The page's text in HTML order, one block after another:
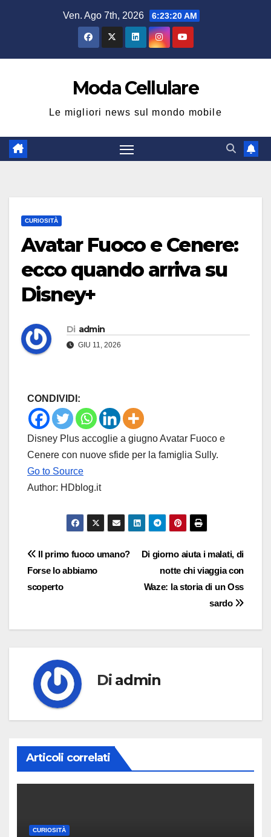
Ven. Ago 7th, 2026 6:23:21 AM
Moda Cellulare
Le migliori news sul mondo mobile
CURIOSITÀ
Avatar Fuoco e Cenere:
ecco quando arriva su
Disney+
Di admin
GIU 11, 2026
CONDIVIDI:
Disney Plus accoglie a giugno Avatar Fuoco e
Cenere con nuove sfide per la famiglia Sully.
Go to Source
Author: HDblog.it
Navigazione
articoli
Di giorno aiuta i malati, di
notte chi viaggia con
Waze: la storia di un Oss
sardo
Il primo fuoco umano?
Forse lo abbiamo
scoperto
Di admin
Articoli correlati
CURIOSITÀ